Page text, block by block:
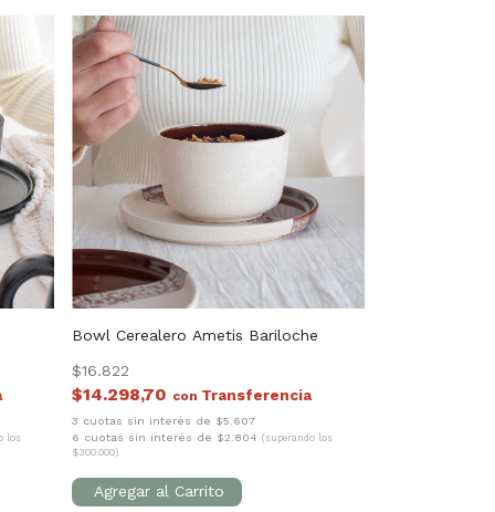
los
Bowl Cerealero Ametis Bariloche
$16.822
$14.298,70 con
3 cuotas sin interés de $5.607
6 cuotas sin interés de $2.804 (superando los
$300.000)